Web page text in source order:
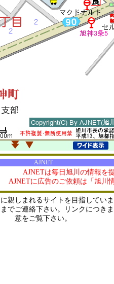
AJNET
AJNETは毎日旭川の情報を
AJNETに広告のご依頼は「旭川
親しまれるサイトを目指してい
でご連絡下さい。リンクにつき
意をご覧下さい。